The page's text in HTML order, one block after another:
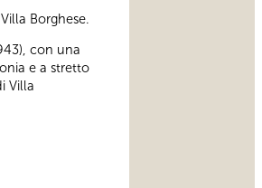
Borghese.
con una
e a stretto
Villa